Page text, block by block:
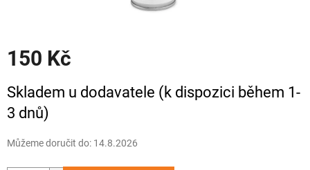
150 Kč
cena:
Skladem u dodavatele (k dispozici během 1-
3 dnů)
Můžeme doručit do: 14.8.2026